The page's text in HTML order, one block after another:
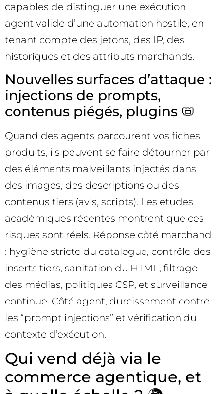
capables de distinguer une exécution
agent valide d’une automation hostile, en
tenant compte des jetons, des IP, des
historiques et des attributs marchands.
Nouvelles surfaces d’attaque :
injections de prompts,
contenus piégés, plugins 📛
Quand des agents parcourent vos fiches
produits, ils peuvent se faire détourner par
des éléments malveillants injectés dans
des images, des descriptions ou des
contenus tiers (avis, scripts). Les études
académiques récentes montrent que ces
risques sont réels. Réponse côté marchand
: hygiène stricte du catalogue, contrôle des
inserts tiers, sanitation du HTML, filtrage
des médias, politiques CSP, et surveillance
continue. Côté agent, durcissement contre
les “prompt injections” et vérification du
contexte d’exécution.
Qui vend déjà via le
commerce agentique, et